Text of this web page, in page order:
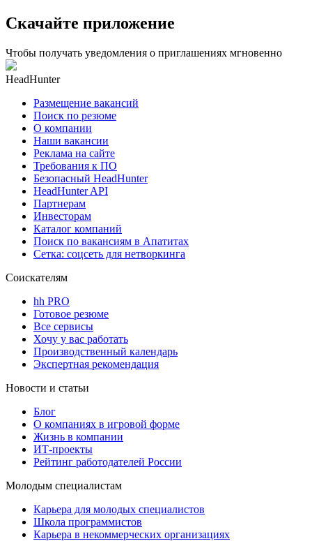
Скачайте приложение
Чтобы получать уведомления о приглашениях мгновенно
HeadHunter
Размещение вакансий
Поиск по резюме
О компании
Наши вакансии
Реклама на сайте
Требования к ПО
Безопасный HeadHunter
HeadHunter API
Партнерам
Инвесторам
Каталог компаний
Поиск по вакансиям в Апатитах
Сетка: соцсеть для нетворкинга
Соискателям
hh PRO
Готовое резюме
Все сервисы
Хочу у вас работать
Производственный календарь
Экспертная рекомендация
Новости и статьи
Блог
О компаниях в игровой форме
Жизнь в компании
ИТ-проекты
Рейтинг работодателей России
Молодым специалистам
Карьера для молодых специалистов
Школа программистов
Карьера в некоммерческих организациях